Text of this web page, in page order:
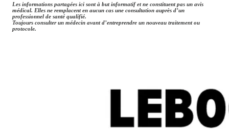
Les informations partagées ici sont à but informatif et ne constituent pas un avis
médical. Elles ne remplacent en aucun cas une consultation auprès d’un
professionnel de santé qualifié.
Toujours consulter un médecin avant d’entreprendre un nouveau traitement ou
protocole.